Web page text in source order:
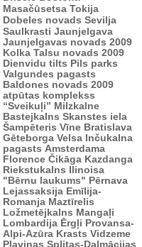
Masačūsetsa Tokija
Dobeles novads Sevilja
Saulkrasti Jaunjelgava
Jaunjelgavas novads 2009
Kolka Talsu novads 2009
Dienvidu tilts Pils parks
Valgundes pagasts
Baldones novads 2009
atpūtas komplekss
“Sveikuļi” Milzkalne
Bastejkalns Skanstes iela
Šampēteris Vīne Bratislava
Gēteborga Velsa Inčukalna
pagasts Amsterdama
Florence Čikāga Kazdanga
Riekstukalns Ilinoisa
"Bērnu laukums" Pērnava
Lejassaksija Emīlija-
Romanja Maztīrelis
Ložmetējkalns Mangaļi
Lombardija Ērgļi Provansa-
Alpi-Azūra Krasts Vidzeme
Pļaviņas Splitas-Dalmācijas